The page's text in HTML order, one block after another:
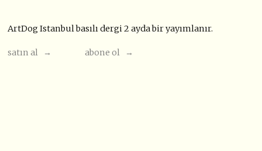
ArtDog Istanbul basılı dergi 2 ayda bir yayımlanır.
satın al → abone ol →